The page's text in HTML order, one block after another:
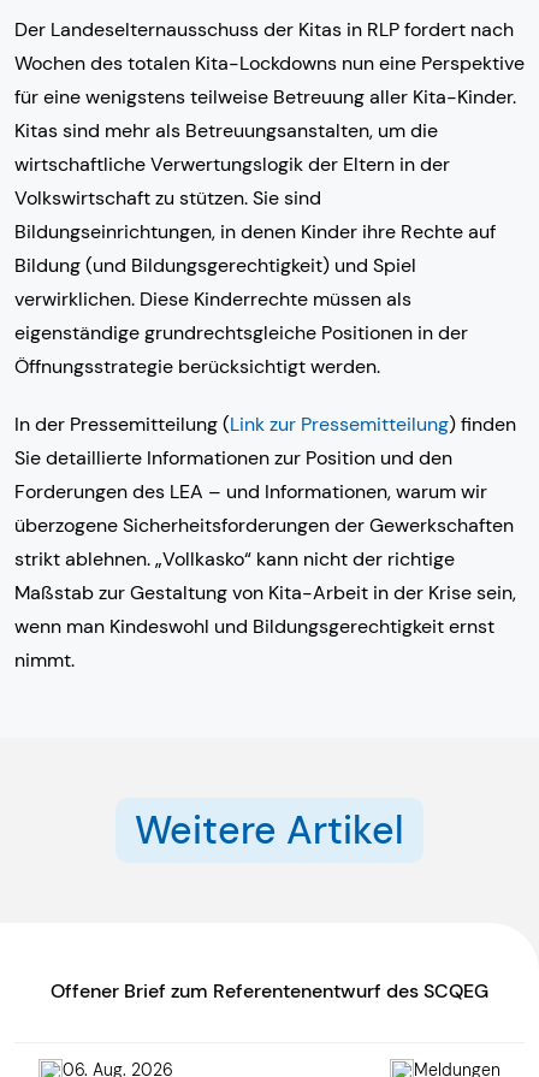
Der Landeselternausschuss der Kitas in RLP fordert nach
Wochen des totalen Kita-Lockdowns nun eine Perspektive
für eine wenigstens teilweise Betreuung aller Kita-Kinder.
Kitas sind mehr als Betreuungsanstalten, um die
wirtschaftliche Verwertungslogik der Eltern in der
Volkswirtschaft zu stützen. Sie sind
Bildungseinrichtungen, in denen Kinder ihre Rechte auf
Bildung (und Bildungsgerechtigkeit) und Spiel
verwirklichen. Diese Kinderrechte müssen als
eigenständige grundrechtsgleiche Positionen in der
Öffnungsstrategie berücksichtigt werden.
In der Pressemitteilung (Link zur Pressemitteilung) finden
Sie detaillierte Informationen zur Position und den
Forderungen des LEA – und Informationen, warum wir
überzogene Sicherheitsforderungen der Gewerkschaften
strikt ablehnen. „Vollkasko“ kann nicht der richtige
Maßstab zur Gestaltung von Kita-Arbeit in der Krise sein,
wenn man Kindeswohl und Bildungsgerechtigkeit ernst
nimmt.
Weitere Artikel
Offener Brief zum Referentenentwurf des SCQEG
06. Aug. 2026 Meldungen